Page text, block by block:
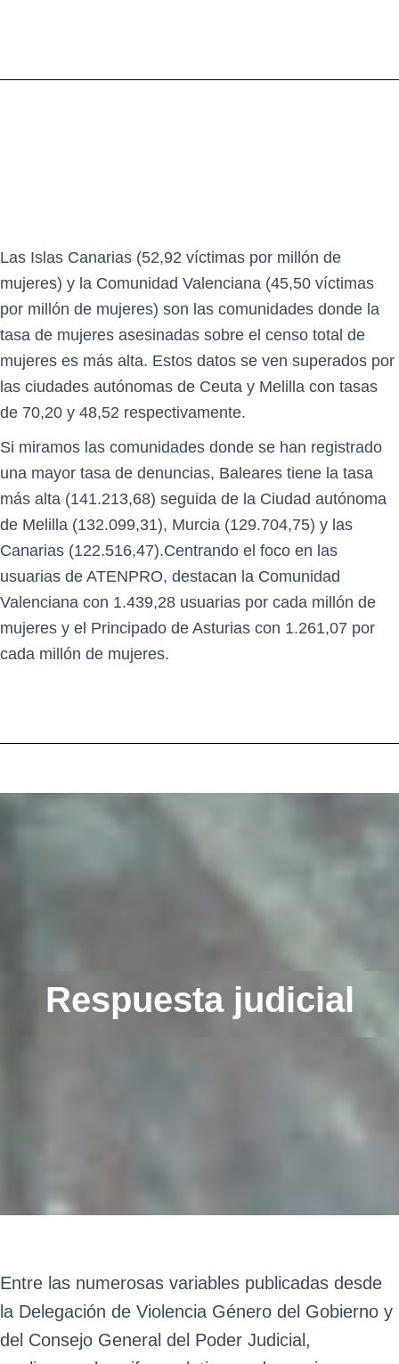
Las Islas Canarias (52,92 víctimas por millón de
mujeres) y la Comunidad Valenciana (45,50 víctimas
por millón de mujeres) son las comunidades donde la
tasa de mujeres asesinadas sobre el censo total de
mujeres es más alta. Estos datos se ven superados por
las ciudades autónomas de Ceuta y Melilla con tasas
de 70,20 y 48,52 respectivamente.
Si miramos las comunidades donde se han registrado
una mayor tasa de denuncias, Baleares tiene la tasa
más alta (141.213,68) seguida de la Ciudad autónoma
de Melilla (132.099,31), Murcia (129.704,75) y las
Canarias (122.516,47).Centrando el foco en las
usuarias de ATENPRO, destacan la Comunidad
Valenciana con 1.439,28 usuarias por cada millón de
mujeres y el Principado de Asturias con 1.261,07 por
cada millón de mujeres.
Respuesta judicial
Entre las numerosas variables publicadas desde
la Delegación de Violencia Género del Gobierno y
del Consejo General del Poder Judicial,